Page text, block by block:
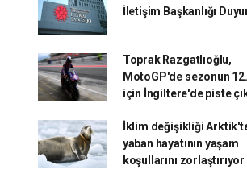
İletişim Başkanlığı
Toprak Razgatlıoğlu,
MotoGP'de sezonun 12.
için İngiltere'de piste
İklim değişikliği
yaban hayatının yaşam
koşullarını zorlaştırıyor